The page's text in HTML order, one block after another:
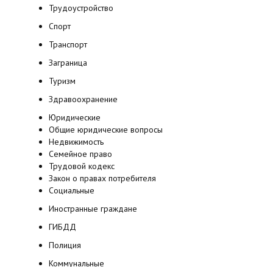
Трудоустройство
Спорт
Транспорт
Заграница
Туризм
Здравоохранение
Юридические
Общие юридические вопросы
Недвижимость
Семейное право
Трудовой кодекс
Закон о правах потребителя
Социальные
Иностранные граждане
ГИБДД
Полиция
Коммунальные